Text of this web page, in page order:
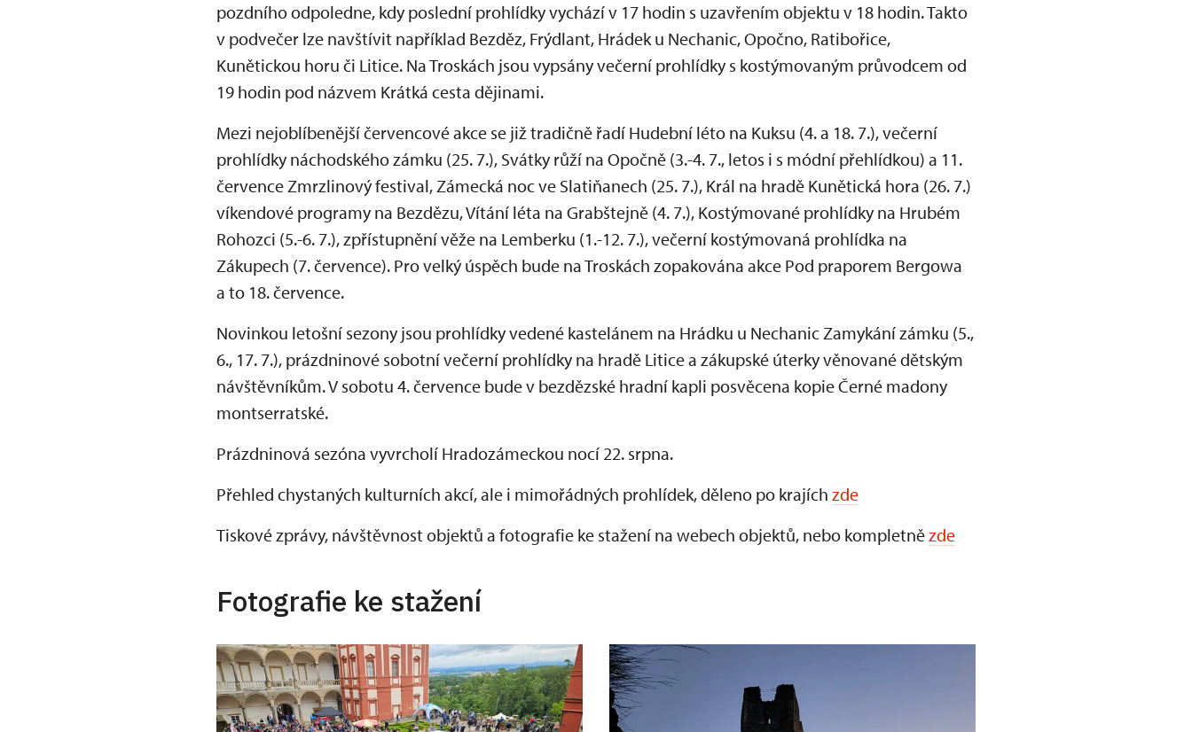
pozdního odpoledne, kdy poslední prohlídky vychází v 17 hodin s uzavřením objektu v 18 hodin. Takto
v podvečer lze navštívit například Bezděz, Frýdlant, Hrádek u Nechanic, Opočno, Ratibořice,
Kunětickou horu či Litice. Na Troskách jsou vypsány večerní prohlídky s kostýmovaným průvodcem od
19 hodin pod názvem Krátká cesta dějinami.
Mezi nejoblíbenější červencové akce se již tradičně řadí Hudební léto na Kuksu (4. a 18. 7.), večerní
prohlídky náchodského zámku (25. 7.), Svátky růží na Opočně (3.-4. 7., letos i s módní přehlídkou) a 11.
července Zmrzlinový festival, Zámecká noc ve Slatiňanech (25. 7.), Král na hradě Kunětická hora (26. 7.)
víkendové programy na Bezdězu, Vítání léta na Grabštejně (4. 7.), Kostýmované prohlídky na Hrubém
Rohozci (5.-6. 7.), zpřístupnění věže na Lemberku (1.-12. 7.), večerní kostýmovaná prohlídka na
Zákupech (7. července). Pro velký úspěch bude na Troskách zopakována akce Pod praporem Bergowa
a to 18. července.
Novinkou letošní sezony jsou prohlídky vedené kastelánem na Hrádku u Nechanic Zamykání zámku (5.,
6., 17. 7.), prázdninové sobotní večerní prohlídky na hradě Litice a zákupské úterky věnované dětským
návštěvníkům. V sobotu 4. července bude v bezdězské hradní kapli posvěcena kopie Černé madony
montserratské.
Prázdninová sezóna vyvrcholí Hradozámeckou nocí 22. srpna.
Přehled chystaných kulturních akcí, ale i mimořádných prohlídek, děleno po krajích zde
Tiskové zprávy, návštěvnost objektů a fotografie ke stažení na webech objektů, nebo kompletnězde
Fotografie ke stažení